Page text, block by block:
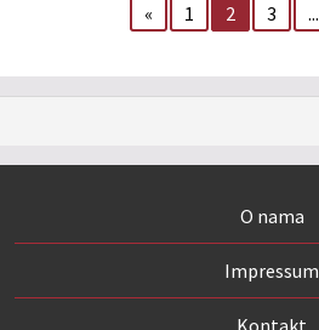
«
1 2 3 ...
O nama
Impressum